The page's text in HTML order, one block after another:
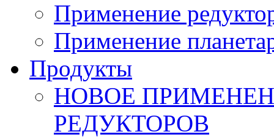
Применение
Применение
Продукты
НОВОЕ
РЕДУКТОРОВ